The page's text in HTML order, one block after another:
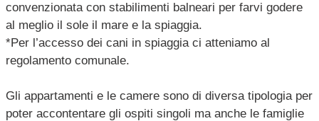
convenzionata con stabilimenti balneari per farvi godere
al meglio il sole il mare e la spiaggia.
*Per l’accesso dei cani in spiaggia ci atteniamo al
regolamento comunale.
Gli appartamenti e le camere sono di diversa tipologia per
poter accontentare gli ospiti singoli ma anche le famiglie